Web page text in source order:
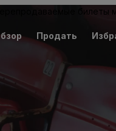
билеты
Продать